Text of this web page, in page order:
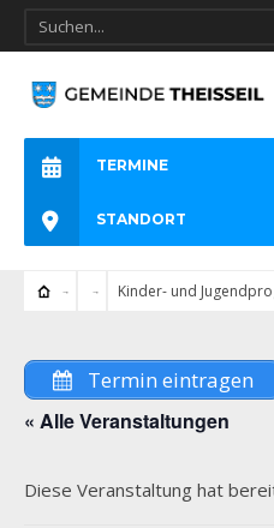
TERMINE
STANDORT
Kinder- und
Termin eintragen
« Alle Veranstaltungen
Diese Veranstaltung hat